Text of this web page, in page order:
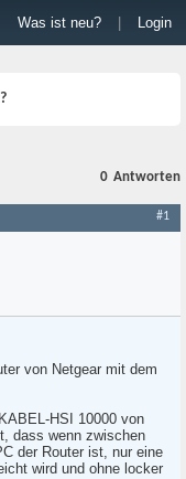
Was ist neu? Login
0 Antworten
#1
von Netgear mit dem
HSI 10000 von
dass wenn zwischen
der Router ist, nur eine
wird und ohne locker